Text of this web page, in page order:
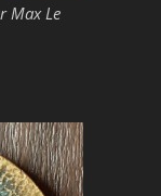
Max Le